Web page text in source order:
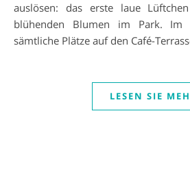
auslösen: das erste laue
blühenden Blumen im Park. Im
sämtliche Plätze auf den Café-
LESEN SIE